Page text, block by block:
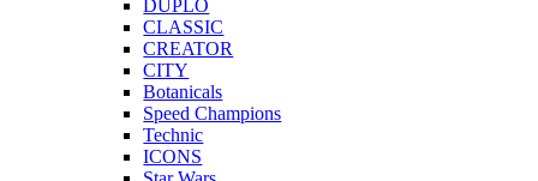
DUPLO
CLASSIC
CREATOR
CITY
Botanicals
Speed Champions
Technic
ICONS